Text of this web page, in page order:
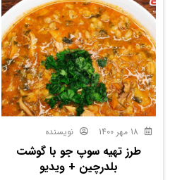
نویسنده
طرز تهیه سوپ جو با گوشت
بلدرچین + ویدیو